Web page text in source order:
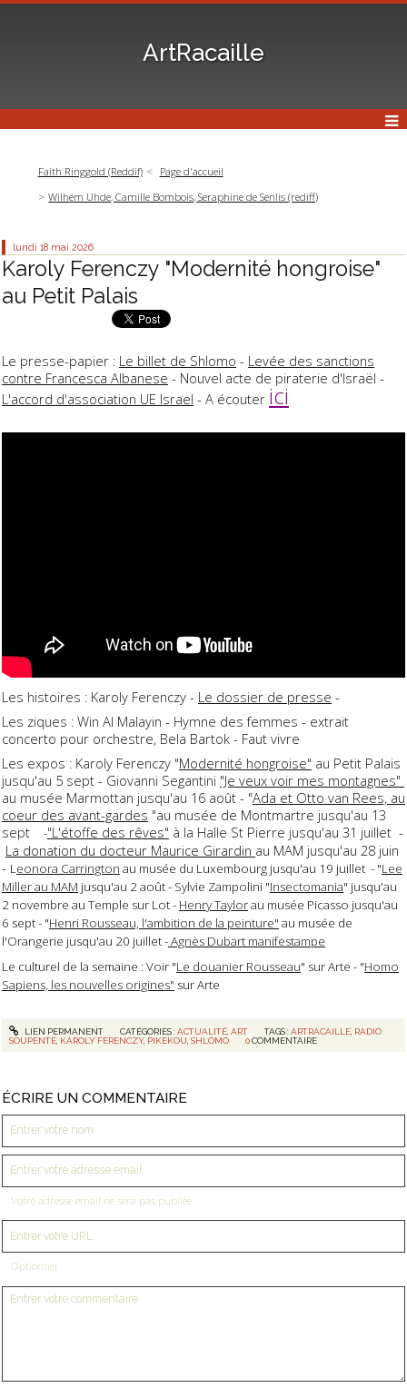
ArtRacaille
Faith Ringgold (Reddif)
Page d'accueil
Wilhem Uhde, Camille Bombois, Seraphine de Senlis (rediff)
lundi 18 mai 2026
Karoly Ferenczy "Modernité hongroise"
au Petit Palais
Le presse-papier : Le billet de Shlomo - Levée des sanctions
contre Francesca Albanese - Nouvel acte de piraterie d'Israël -
L'accord d'association UE Israel - A écouter ici
Les histoires : Karoly Ferenczy - Le dossier de presse -
Les ziques : Win Al Malayin - Hymne des femmes - extrait
concerto pour orchestre, Bela Bartok - Faut vivre
Les expos : Karoly Ferenczy "Modernité hongroise" au Petit Palais
jusqu'au 5 sept - Giovanni Segantini "Je veux voir mes montagnes"
au musée Marmottan jusqu'au 16 août - "Ada et Otto van Rees, au
coeur des avant-gardes "au musée de Montmartre jusqu'au 13
sept
-"L'étoffe des rêves" à la Halle St Pierre jusqu'au 31 juillet -
La donation du docteur Maurice Girardin au MAM jusqu'au 28 juin
- Leonora Carrington au musée du Luxembourg jusqu'au 19 juillet - "Lee
Miller au MAM jusqu'au 2 août - Sylvie Zampolini "Insectomania" jusqu'au
2 novembre au Temple sur Lot - Henry Taylorau musée Picasso jusqu'au
6 sept - "Henri Rousseau, l'ambition de la peinture" au musée de
l'Orangerie jusqu'au 20 juillet -Agnès Dubart manifestampe
Le culturel de la semaine : Voir "Le douanier Rousseau" sur Arte - "Homo
Sapiens, les nouvelles origines" sur Arte
LIEN PERMANENT CATÉGORIES :ACTUALITÉ, ART TAGS :ARTRACAILLE RADIO
SOUPENTE KAROLY FERENCZY, PIKEKOU ,SHLOMO 0 COMMENTAIRE
ÉCRIRE UN COMMENTAIRE
Votre adresse email ne sera pas publiée
Optionnel